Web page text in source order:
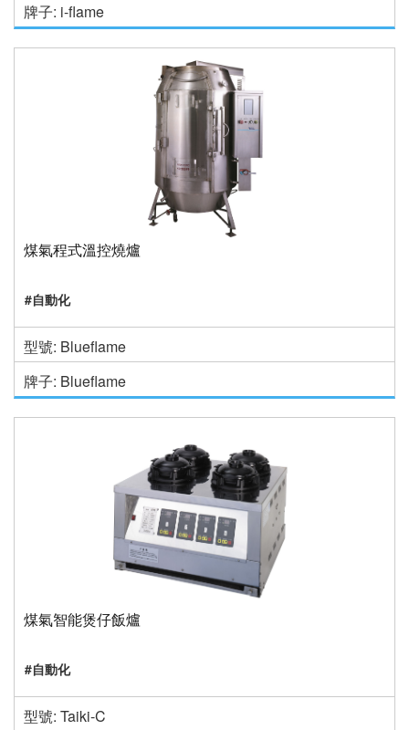
牌子: i-flame
煤氣程式溫控燒爐
#自動化
型號: Blueflame
牌子: Blueflame
煤氣智能煲仔飯爐
#自動化
型號: Taiki-C